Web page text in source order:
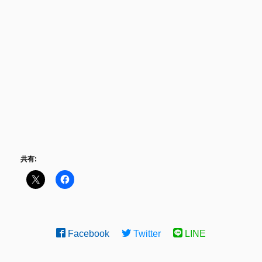
共有:
Facebook Twitter LINE